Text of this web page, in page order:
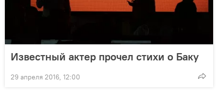
Известный актер прочел стихи о Баку
29 апреля 2016, 12:00